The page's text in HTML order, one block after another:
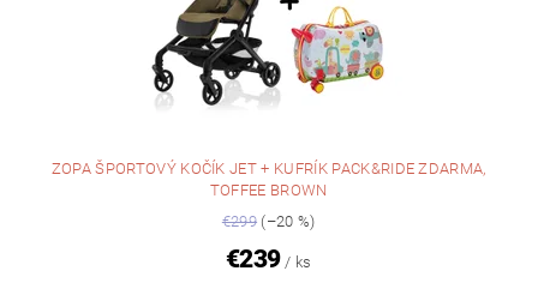
ZOPA ŠPORTOVÝ KOČÍK JET + KUFRÍK PACK&RIDE ZDARMA,
TOFFEE BROWN
€299 (–20 %)
€239 / ks